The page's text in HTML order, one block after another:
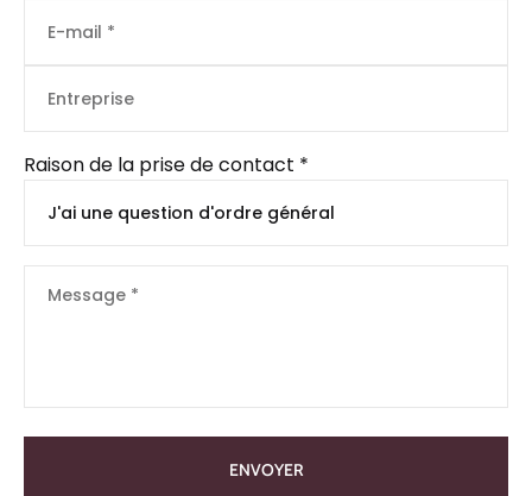
Raison de la prise de contact *
ENVOYER